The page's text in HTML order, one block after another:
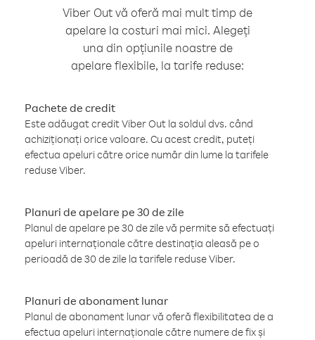
Viber Out vă oferă mai mult timp de
apelare la costuri mai mici. Alegeți
una din opțiunile noastre de
apelare flexibile, la tarife reduse:
Pachete de credit
Este adăugat credit Viber Out la soldul dvs. când
achiziționați orice valoare. Cu acest credit, puteți
efectua apeluri către orice număr din lume la tarifele
reduse Viber.
Planuri de apelare pe 30 de zile
Planul de apelare pe 30 de zile vă permite să efectuați
apeluri internaționale către destinația aleasă pe o
perioadă de 30 de zile la tarifele reduse Viber.
Planuri de abonament lunar
Planul de abonament lunar vă oferă flexibilitatea de a
efectua apeluri internaționale către numere de fix și